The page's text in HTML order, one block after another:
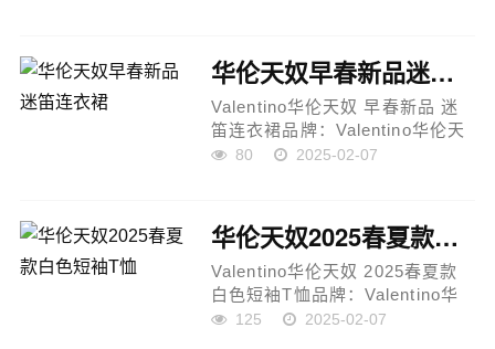
中凸显精致感，适合各种场合穿
着，兼具休...
华伦天奴早春新品迷笛连衣裙
Valentino华伦天奴 早春新品 迷
笛连衣裙品牌：Valentino华伦天
奴款式：迷笛连衣裙设计亮点：
现女性独特的柔美气质，完美适
应春季...
80 2025-02-07
华伦天奴2025春夏款白色短袖T恤
Valentino华伦天奴 2025春夏款
白色短袖T恤品牌：Valentino华
伦天奴款式：短袖T恤设计亮点：
125 2025-02-07